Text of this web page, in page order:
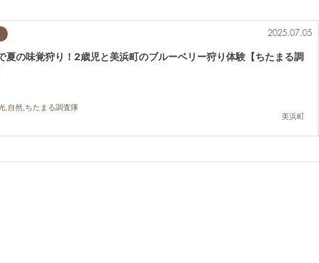
美浜町
2025.07.05
夏の味覚狩り！2歳児と美浜町のブルーベリー狩り体験【ちたまる調
,自然,ちたまる調査隊